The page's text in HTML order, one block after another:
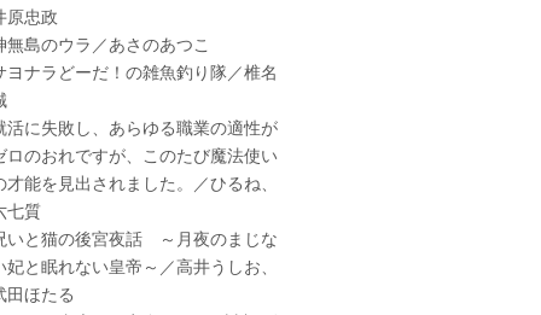
原忠政
無島のウラ／あさのあつこ
ヨナラどーだ！の雑魚釣り隊／椎名
活に失敗し、あらゆる職業の適性が
ロのおれですが、このたび魔法使い
才能を見出されました。／ひるね、
七質
いと猫の後宮夜話 ～月夜のまじな
妃と眠れない皇帝～／高井うしお、
田ほたる